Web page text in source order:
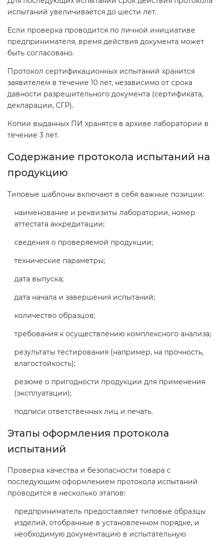
испытаний увеличивается до шести лет.
Если проверка проводится по личной инициативе
предпринимателя, время действия документа может
быть согласовано.
Протокол сертификационных испытаний хранится
заявителем в течение 10 лет, независимо от срока
давности разрешительного документа (сертификата,
декларации, СГР).
Копии выданных ПИ хранятся в архиве лаборатории в
течение 3 лет.
Содержание протокола испытаний на
продукцию
Типовые шаблоны включают в себя важные позиции:
наименование и реквизиты лаборатории, номер
аттестата аккредитации;
сведения о проверяемой продукции;
технические параметры;
дата выпуска;
дата начала и завершения испытаний;
количество образцов;
требования к осуществлению комплексного анализа;
результаты тестирования (например, на прочность,
влагостойкость);
резюме о пригодности продукции для применения
(эксплуатации);
подписи ответственных лиц и печать.
Этапы оформления протокола
испытаний
Проверка качества и безопасности товара с
последующим оформлением протокола испытаний
проводится в несколько этапов:
предприниматель предоставляет типовые образцы
изделий, отобранные в установленном порядке, и
необходимую документацию в испытательную